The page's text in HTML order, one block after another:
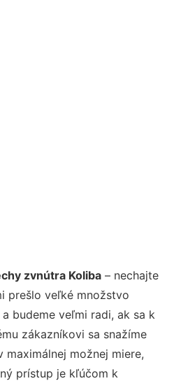
zvnútra Koliba – nechajte
prešlo veľké množstvo
budeme veľmi radi, ak sa k
zákazníkovi sa snažíme
možnej miere,
prístup je kľúčom k